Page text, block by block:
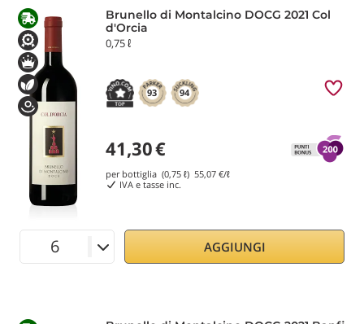
Brunello di Montalcino DOCG 2021 Col
d'Orcia
0,75 ℓ
93 94
41,30€
per bottiglia (0,75 ℓ) 55,07 €/ℓ
IVA e tasse inc.
AGGIUNGI